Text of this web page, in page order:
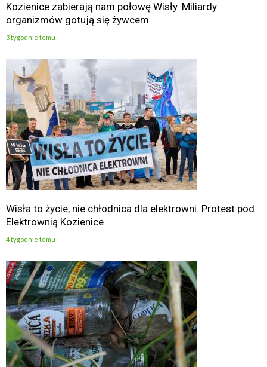
Kozienice zabierają nam połowę Wisły. Miliardy
organizmów gotują się żywcem
3 tygodnie temu
Wisła to życie, nie chłodnica dla elektrowni. Protest pod
Elektrownią Kozienice
4 tygodnie temu